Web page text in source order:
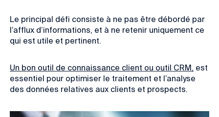
Le principal défi consiste à ne pas être débordé par
l’afflux d’informations, et à ne retenir uniquement ce
qui est utile et pertinent.
Un bon outil de connaissance client ou outil CRM, est
essentiel pour optimiser le traitement et l’analyse
des données relatives aux clients et prospects.